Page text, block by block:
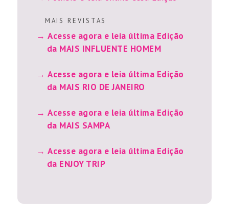
M A I S R E V I S T A S
Acesse agora e leia última Edição
da MAIS INFLUENTE HOMEM
Acesse agora e leia última Edição
da MAIS RIO DE JANEIRO
Acesse agora e leia última Edição
da MAIS SAMPA
Acesse agora e leia última Edição
da ENJOY TRIP